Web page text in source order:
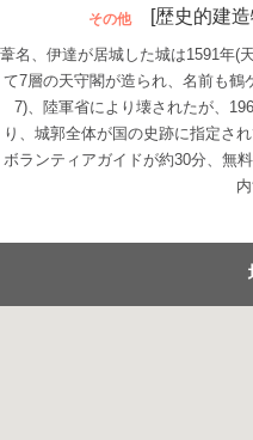
その他 [歴史的建
葦名、伊達が居城した城は1591年(
て7層の天守閣が造られ、名前も鶴
7)、陸軍省により壊されたが、
り、城郭全体が国の史跡に指定さ
ボランティアガイドが約30分、無